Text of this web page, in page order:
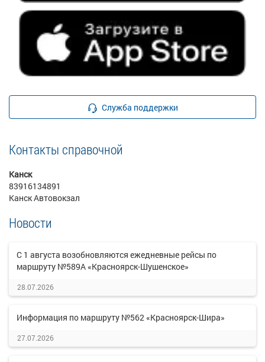
Служба поддержки
Контакты справочной
Канск
83916134891
Канск Автовокзал
Новости
С 1 августа возобновляются ежедневные рейсы по
маршруту №589А «Красноярск-Шушенское»
28.07.2026
Информация по маршруту №562 «Красноярск-Шира»
27.07.2026